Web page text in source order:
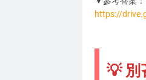
https://
💡 別